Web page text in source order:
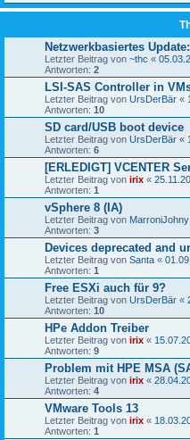
Netzwerkbasiertes
Letzter Beitrag von ~thc «
Antworten: 2
LSI-SAS Controller in
Letzter Beitrag von UrsDerBär «
Antworten: 10
SD card/USB boot device
Letzter Beitrag von UrsDerBär «
Antworten: 6
[ERLEDIGT] VCENTER
Letzter Beitrag von irix «
Antworten: 1
vSphere 8 (IA)
Letzter Beitrag von MarroniJohny
Antworten: 3
Devices deprecated and
Letzter Beitrag von Santa «
Antworten: 1
Free ESXi auch für 9?
Letzter Beitrag von UrsDerBär «
Antworten: 10
HPe Addon Treiber
Letzter Beitrag von irix «
Antworten: 9
Problem mit HPE MSA
Letzter Beitrag von irix «
Antworten: 4
VMware Tools 13
Letzter Beitrag von irix «
Antworten: 1